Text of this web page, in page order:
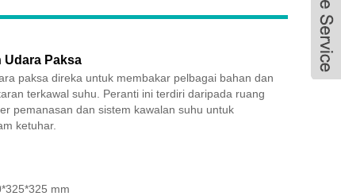
Udara Paksa
paksa direka untuk membakar pelbagai bahan dan
terkawal suhu. Peranti ini terdiri daripada ruang
pemanasan dan sistem kawalan suhu untuk
ketuhar.
mm